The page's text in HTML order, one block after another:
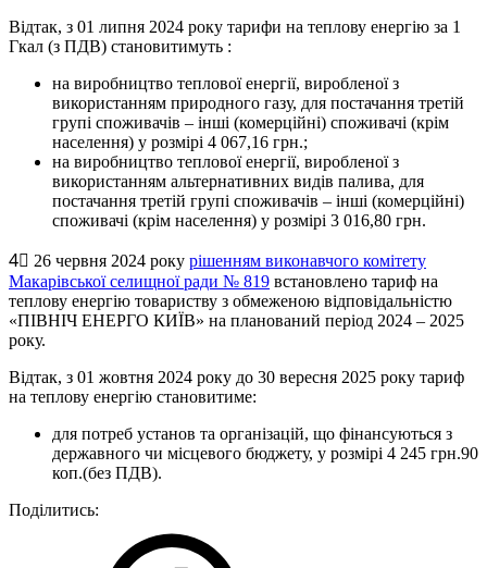
Відтак, з 01 липня 2024 року тарифи на теплову енергію за 1
Гкал (з ПДВ) становитимуть :
на виробництво теплової енергії, виробленої з
використанням природного газу, для постачання третій
групі споживачів – інші (комерційні) споживачі (крім
населення) у розмірі 4 067,16 грн.;
на виробництво теплової енергії, виробленої з
використанням альтернативних видів палива, для
постачання третій групі споживачів – інші (комерційні)
споживачі (крім населення) у розмірі 3 016,80 грн.
4⃣ 26 червня 2024 року рішенням виконавчого комітету
Макарівської селищної ради № 819 встановлено тариф на
теплову енергію товариству з обмеженою відповідальністю
«ПІВНІЧ ЕНЕРГО КИЇВ» на планований період 2024 – 2025
року.
Відтак, з 01 жовтня 2024 року до 30 вересня 2025 року тариф
на теплову енергію становитиме:
для потреб установ та організацій, що фінансуються з
державного чи місцевого бюджету, у розмірі 4 245 грн.90
коп.(без ПДВ).
Поділитись: